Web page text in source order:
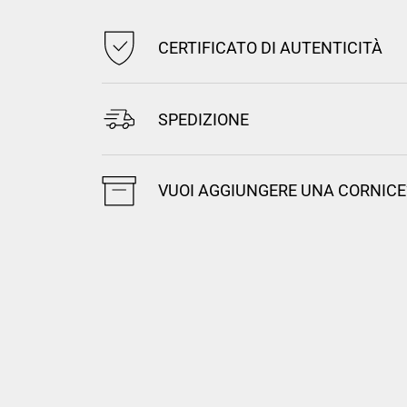
CERTIFICATO DI AUTENTICITÀ
SPEDIZIONE
VUOI AGGIUNGERE UNA